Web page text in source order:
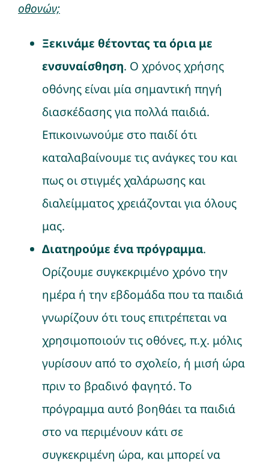
οθονών;
Ξεκινάμε θέτοντας τα όρια με
ενσυναίσθηση. Ο χρόνος χρήσης
οθόνης είναι μία σημαντική πηγή
διασκέδασης για πολλά παιδιά.
Επικοινωνούμε στο παιδί ότι
καταλαβαίνουμε τις ανάγκες του και
πως οι στιγμές χαλάρωσης και
διαλείμματος χρειάζονται για όλους
μας.
Διατηρούμε ένα πρόγραμμα.
Ορίζουμε συγκεκριμένο χρόνο την
ημέρα ή την εβδομάδα που τα παιδιά
γνωρίζουν ότι τους επιτρέπεται να
χρησιμοποιούν τις οθόνες, π.χ. μόλις
γυρίσουν από το σχολείο, ή μισή ώρα
πριν το βραδινό φαγητό. Το
πρόγραμμα αυτό βοηθάει τα παιδιά
στο να περιμένουν κάτι σε
συγκεκριμένη ώρα, και μπορεί να